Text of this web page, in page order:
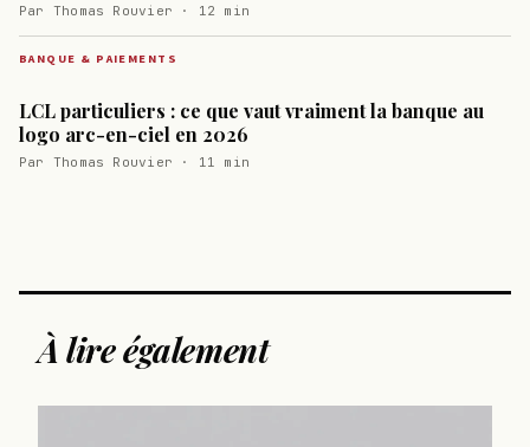
Par Thomas Rouvier · 12 min
BANQUE & PAIEMENTS
LCL particuliers : ce que vaut vraiment la banque au
logo arc-en-ciel en 2026
Par Thomas Rouvier · 11 min
À lire également